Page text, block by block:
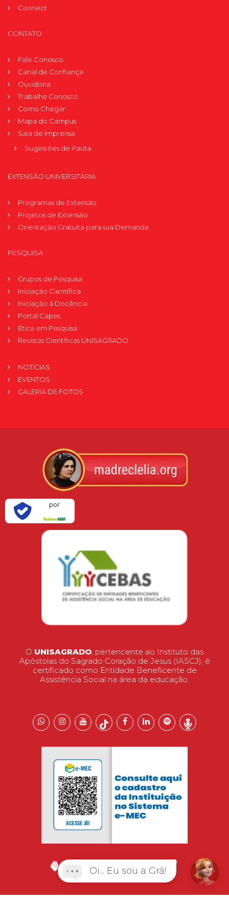
Connect
CONTATO
Fale Conosco
Canal de Confiança
Ouvidoria
Trabalhe Conosco
Como Chegar
Mapa do Campus
Sala de Imprensa
Sugestões de Pauta
EXTENSÃO UNIVERSITÁRIA
Programas de Extensão
Projetos de Extensão
Orientação Gratuita para sua Demanda
PESQUISA
Grupos de Pesquisa
Iniciação Científica
Iniciação à Docência
Portal Capes
Ética em Pesquisa
Revistas Científicas UNISAGRADO
NOTÍCIAS
EVENTOS
GALERIA DE FOTOS
por
O UNISAGRADO, pertencente ao Instituto das
Apóstolas do Sagrado Coração de Jesus (IASCJ), é
certificado como Entidade Beneficente de
Assistência Social na área da educação.
Oi... Eu sou a Grá!